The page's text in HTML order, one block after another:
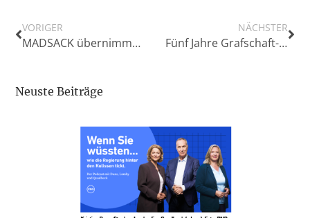
VORIGER
MADSACK übernimmt die Nordwest Mediengruppe
NÄCHSTER
Fünf Jahre Grafschaft-Gutschein: Ein Erfolgsmodell für die Region
Neuste Beiträge